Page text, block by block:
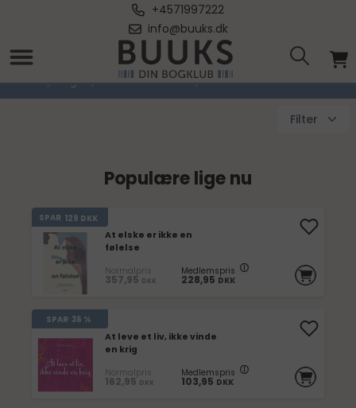
+4571997222
info@buuks.dk
Familie & Parforhold
Forside / Bøger / Sundhed & Livsstil / Familie & Parforhold
Filter
Populære lige nu
SPAR 129 DKK
At elske er ikke en
følelse
Normalpris
357,95 DKK
Medlemspris
228,95 DKK
SPAR 36 %
At leve et liv, ikke vinde
en krig
Normalpris
162,95 DKK
Medlemspris
103,95 DKK